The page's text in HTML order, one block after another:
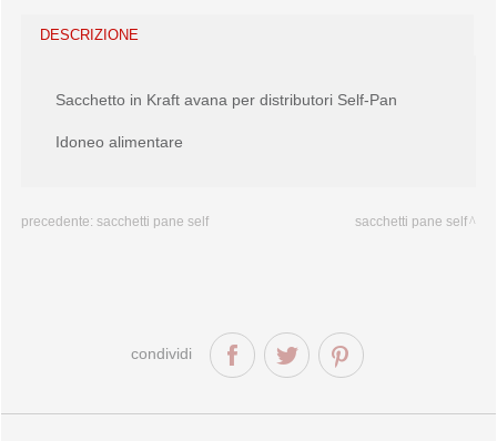
DESCRIZIONE
Sacchetto in Kraft avana per distributori Self-Pan
Idoneo alimentare
precedente: sacchetti pane self sacchetti pane self
condividi